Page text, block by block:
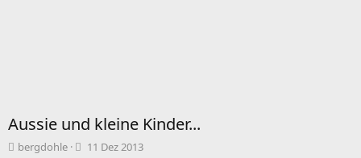
Aussie und kleine Kinder...
T
bergdohle
B11 Dez 2013